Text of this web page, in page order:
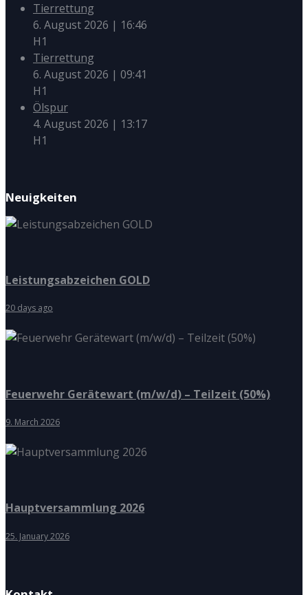
Tierrettung
6. August 2026 | 16:46
H1
Tierrettung
6. August 2026 | 09:41
H1
Ölspur
4. August 2026 | 13:17
H1
Neuigkeiten
Leistungsabzeichen GOLD
20 days ago
Feuerwehr Gerätewart (m/w/d) – Teilzeit (50%)
9. March 2026
Hauptversammlung 2026
25. January 2026